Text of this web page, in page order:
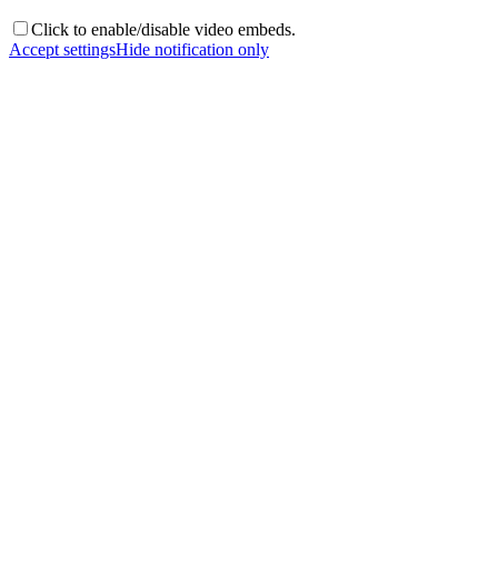
Click to enable/disable video embeds.
Accept settingsHide notification only